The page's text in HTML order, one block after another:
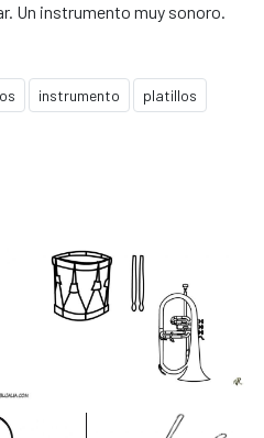
Un instrumento muy sonoro.
instrumento platillos